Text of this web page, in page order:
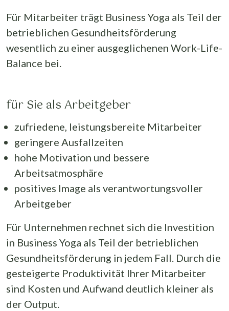
Für Mitarbeiter trägt Business Yoga als Teil der
betrieblichen Gesundheitsförderung
wesentlich zu einer ausgeglichenen Work-Life-
Balance bei.
für Sie als Arbeitgeber
zufriedene, leistungsbereite Mitarbeiter
geringere Ausfallzeiten
hohe Motivation und bessere
Arbeitsatmosphäre
positives Image als verantwortungsvoller
Arbeitgeber
Für Unternehmen rechnet sich die Investition
in Business Yoga als Teil der betrieblichen
Gesundheitsförderung in jedem Fall. Durch die
gesteigerte Produktivität Ihrer Mitarbeiter
sind Kosten und Aufwand deutlich kleiner als
der Output.